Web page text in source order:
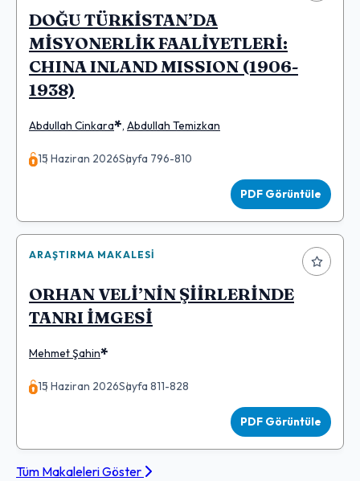
DOĞU TÜRKİSTAN’DA
MİSYONERLİK FAALİYETLERİ:
CHINA INLAND MISSION (1906-
1938)
Abdullah Cinkara*, Abdullah Temizkan
15 Haziran 2026Sayfa 796-810
PDF Görüntüle
ARAŞTIRMA MAKALESI
ORHAN VELİ’NİN ŞİİRLERİNDE
TANRI İMGESİ
Mehmet Şahin*
15 Haziran 2026Sayfa 811-828
PDF Görüntüle
Tüm Makaleleri Göster